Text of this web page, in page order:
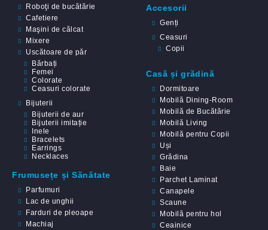
Roboţi de bucătărie
Cafetiere
Maşini de călcat
Mixere
Uscătoare de păr
Accesorii
Genți
Ceasuri
Copii
Bărbați
Femei
Colorate
Ceasuri colorate
Bijuterii
Bijuterii de aur
Bijuterii imitație
Inele
Bracelets
Earrings
Necklaces
Frumusețe și Sănătate
Parfumuri
Lac de unghii
Farduri de pleoape
Machiaj
Casă și grădină
Dormitoare
Mobilă Dining-Room
Mobilă de Bucătărie
Mobilă Living
Mobilă pentru Copii
Uși
Grădina
Baie
Parchet Laminat
Canapele
Scaune
Mobilă pentru hol
Ceainice